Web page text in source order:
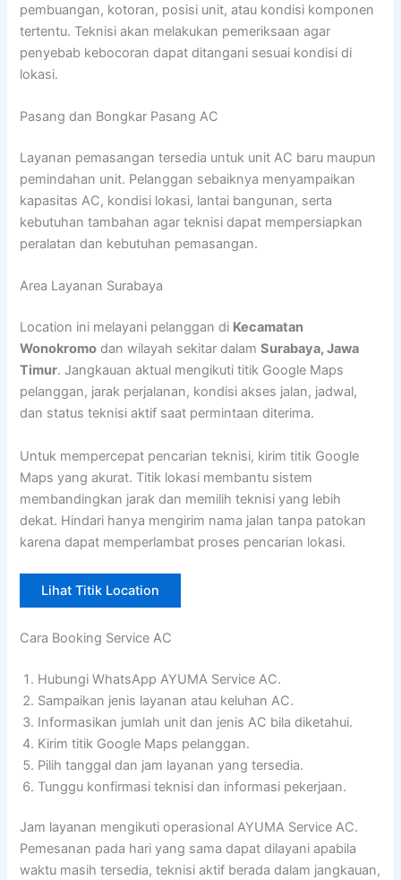
pembuangan, kotoran, posisi unit, atau kondisi komponen
tertentu. Teknisi akan melakukan pemeriksaan agar
penyebab kebocoran dapat ditangani sesuai kondisi di
lokasi.
Pasang dan Bongkar Pasang AC
Layanan pemasangan tersedia untuk unit AC baru maupun
pemindahan unit. Pelanggan sebaiknya menyampaikan
kapasitas AC, kondisi lokasi, lantai bangunan, serta
kebutuhan tambahan agar teknisi dapat mempersiapkan
peralatan dan kebutuhan pemasangan.
Area Layanan Surabaya
Location ini melayani pelanggan di Kecamatan
Wonokromo dan wilayah sekitar dalamSurabaya, Jawa
Timur. Jangkauan aktual mengikuti titik Google Maps
pelanggan, jarak perjalanan, kondisi akses jalan, jadwal,
dan status teknisi aktif saat permintaan diterima.
Untuk mempercepat pencarian teknisi, kirim titik Google
Maps yang akurat. Titik lokasi membantu sistem
membandingkan jarak dan memilih teknisi yang lebih
dekat. Hindari hanya mengirim nama jalan tanpa patokan
karena dapat memperlambat proses pencarian lokasi.
Lihat Titik Location
Cara Booking Service AC
Hubungi WhatsApp AYUMA Service AC.
Sampaikan jenis layanan atau keluhan AC.
Informasikan jumlah unit dan jenis AC bila diketahui.
Kirim titik Google Maps pelanggan.
Pilih tanggal dan jam layanan yang tersedia.
Tunggu konfirmasi teknisi dan informasi pekerjaan.
Jam layanan mengikuti operasional AYUMA Service AC.
Pemesanan pada hari yang sama dapat dilayani apabila
waktu masih tersedia, teknisi aktif berada dalam jangkauan,